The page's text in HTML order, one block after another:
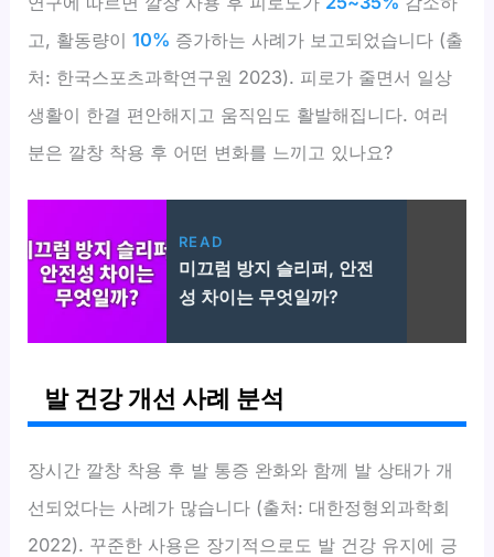
고, 활동량이10% 증가하는 사례가 보고되었습니다 (출
처: 한국스포츠과학연구원 2023). 피로가 줄면서 일상
생활이 한결 편안해지고 움직임도 활발해집니다. 여러
분은 깔창 착용 후 어떤 변화를 느끼고 있나요?
READ
미끄럼 방지 슬리퍼, 안전
성 차이는 무엇일까?
발 건강 개선 사례 분석
장시간 깔창 착용 후 발 통증 완화와 함께 발 상태가 개
선되었다는 사례가 많습니다 (출처: 대한정형외과학회
2022). 꾸준한 사용은 장기적으로도 발 건강 유지에 긍